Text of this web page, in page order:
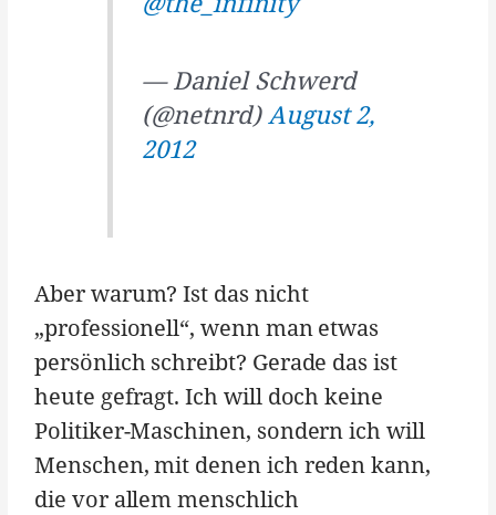
— Daniel Schwerd
(@netnrd) August 2,
2012
Aber warum? Ist das nicht
„professionell“, wenn man etwas
persönlich schreibt? Gerade das ist
heute gefragt. Ich will doch keine
Politiker-Maschinen, sondern ich will
Menschen, mit denen ich reden kann,
die vor allem menschlich